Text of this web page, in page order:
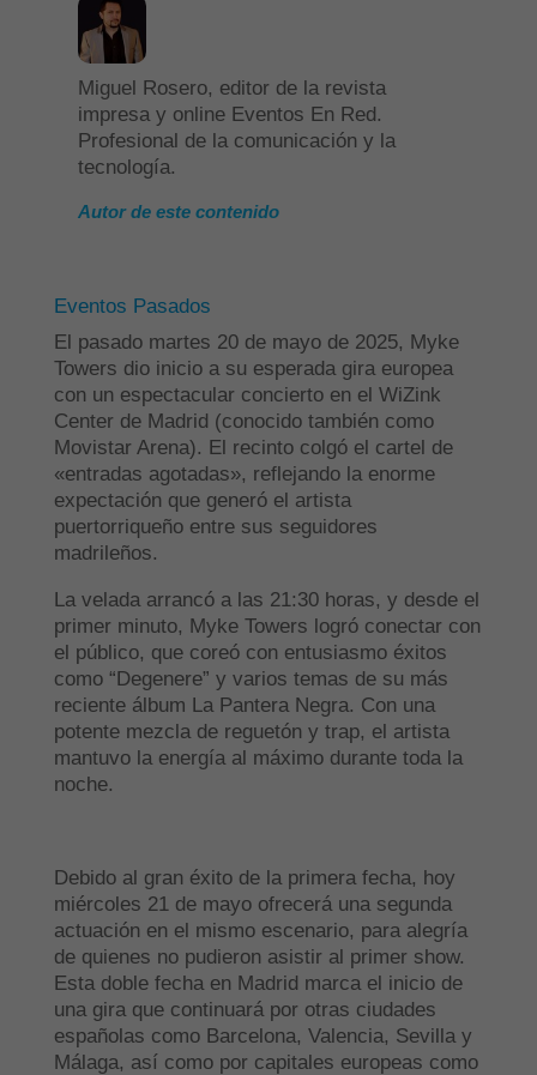
Miguel Rosero, editor de la revista
impresa y online Eventos En Red.
Profesional de la comunicación y la
tecnología.
Autor de este contenido
Eventos Pasados
El pasado martes 20 de mayo de 2025, Myke
Towers dio inicio a su esperada gira europea
con un espectacular concierto en el WiZink
Center de Madrid (conocido también como
Movistar Arena). El recinto colgó el cartel de
«entradas agotadas», reflejando la enorme
expectación que generó el artista
puertorriqueño entre sus seguidores
madrileños.
La velada arrancó a las 21:30 horas, y desde el
primer minuto, Myke Towers logró conectar con
el público, que coreó con entusiasmo éxitos
como “Degenere” y varios temas de su más
reciente álbum La Pantera Negra. Con una
potente mezcla de reguetón y trap, el artista
mantuvo la energía al máximo durante toda la
noche.
Debido al gran éxito de la primera fecha, hoy
miércoles 21 de mayo ofrecerá una segunda
actuación en el mismo escenario, para alegría
de quienes no pudieron asistir al primer show.
Esta doble fecha en Madrid marca el inicio de
una gira que continuará por otras ciudades
españolas como Barcelona, Valencia, Sevilla y
Málaga, así como por capitales europeas como